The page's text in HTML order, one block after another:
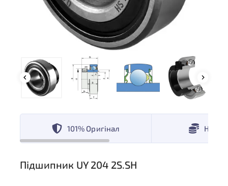
101% Оригінал
Підшипник UY 204 2S.SH